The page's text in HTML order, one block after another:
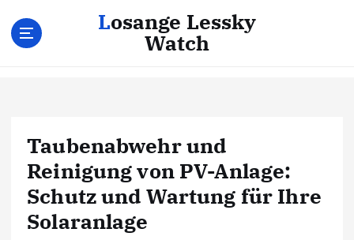
Losange Lessky
Watch
Taubenabwehr und
Reinigung von PV-Anlage:
Schutz und Wartung für Ihre
Solaranlage